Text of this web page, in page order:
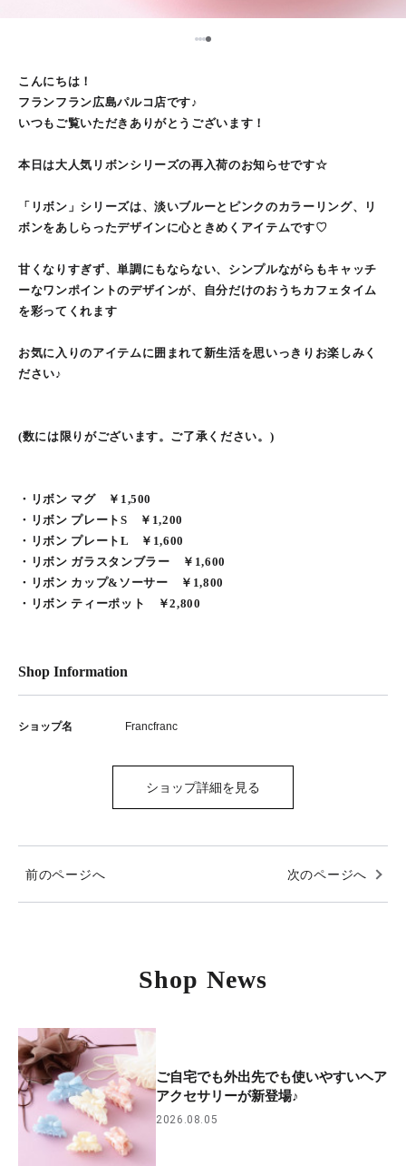
123
こんにちは！
フランフラン広島パルコ店です♪
いつもご覧いただきありがとうございます！
本日は大人気リボンシリーズの再入荷のお知らせです☆
「リボン」シリーズは、淡いブルーとピンクのカラーリング、リ
ボンをあしらったデザインに心ときめくアイテムです♡
甘くなりすぎず、単調にもならない、シンプルながらもキャッチ
ーなワンポイントのデザインが、自分だけのおうちカフェタイム
を彩ってくれます
お気に入りのアイテムに囲まれて新生活を思いっきりお楽しみく
ださい♪
(数には限りがございます。ご了承ください。)
・リボン マグ ￥1,500
・リボン プレートS ￥1,200
・リボン プレートL ￥1,600
・リボン ガラスタンブラー ￥1,600
・リボン カップ&ソーサー ￥1,800
・リボン ティーポット ￥2,800
Shop Information
ショップ名 Francfranc
ショップ詳細を見る
前のページへ 次のページへ
Shop News
ご自宅でも外出先でも使いやすいヘア
アクセサリーが新登場♪
2026.08.05